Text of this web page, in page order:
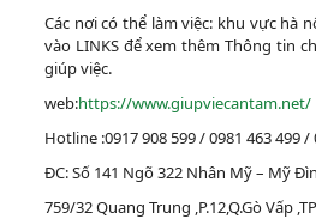
Các nơi có thể làm việc: khu vực hà
vào LINKS để xem thêm Thông tin
giúp việc.
web:https://www.giupviecantam.net/
Hotline :0917 908 599 / 0981 463 499 /
ĐC: Số 141 Ngõ 322 Nhân Mỹ – Mỹ
759/32 Quang Trung ,P.12,Q.Gò Vấp